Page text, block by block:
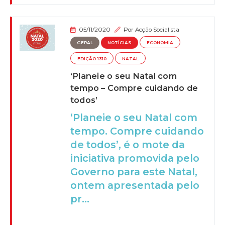
05/11/2020 PorAcção Socialista
GERAL NOTÍCIAS ECONOMIA
EDIÇÃO 1310 NATAL
‘Planeie o seu Natal com
tempo – Compre cuidando de
todos’
‘Planeie o seu Natal com
tempo. Compre cuidando
de todos’, é o mote da
iniciativa promovida pelo
Governo para este Natal,
ontem apresentada pelo
pr...